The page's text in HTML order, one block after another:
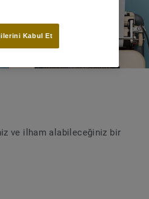
ve ilham alabileceğiniz bir
Kabul Et